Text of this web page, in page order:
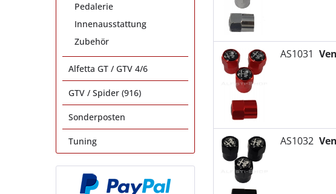
Pedalerie
Innenausstattung
Zubehör
Alfetta GT / GTV 4/6
GTV / Spider (916)
Sonderposten
Tuning
AS1031
AS1032